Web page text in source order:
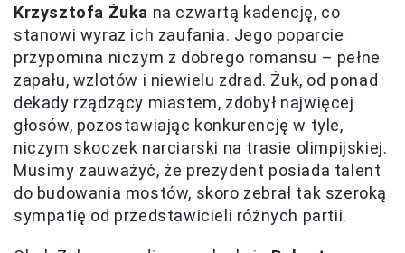
Krzysztofa Żuka na czwartą kadencję, co
stanowi wyraz ich zaufania. Jego poparcie
przypomina niczym z dobrego romansu – pełne
zapału, wzlotów i niewielu zdrad. Żuk, od ponad
dekady rządzący miastem, zdobył najwięcej
głosów, pozostawiając konkurencję w tyle,
niczym skoczek narciarski na trasie olimpijskiej.
Musimy zauważyć, że prezydent posiada talent
do budowania mostów, skoro zebrał tak szeroką
sympatię od przedstawicieli różnych partii.